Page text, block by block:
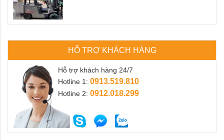
HỖ TRỢ KHÁCH HÀNG
Hỗ trợ khách hàng 24/7
Hotline 1: 0913.519.810
Hotline 2: 0912.018.299